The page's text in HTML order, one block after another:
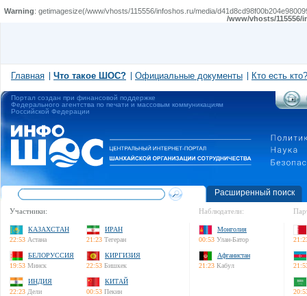
Warning: getimagesize(/www/vhosts/115556/infoshos.ru/media/
/www/vhosts/
Главная Что такое ШОС? Официальные документы Кто есть кто?
Портал создан при финансовой поддержке
Федерального агентства по печати и массовым коммуникациям
Российской Федерации
Расширенный поиск
Участники:
КАЗАХСТАН
22:53 Астана
ИРАН
21:23 Тегеран
БЕЛОРУССИЯ
19:53 Минск
КИРГИЗИЯ
22:53 Бишкек
ИНДИЯ
22:23 Дели
КИТАЙ
00:53 Пекин
Наблюдатели:
Монголия
00:53 Улан-Батор
Афганистан
21:23 Кабул